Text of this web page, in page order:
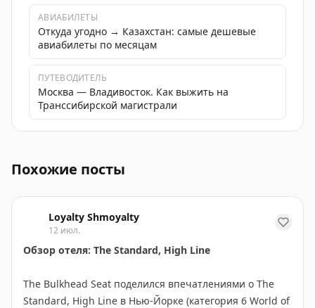
АВИАБИЛЕТЫ
Откуда угодно → Казахстан: самые дешевые
авиабилеты по месяцам
ПУТЕВОДИТЕЛЬ
Москва — Владивосток. Как выжить на
Транссибирской магистрали
Похожие посты
Loyalty Shmoyalty
12 июл.
Обзор отеля: The Standard, High Line
The Bulkhead Seat поделился впечатлениями о The
Standard, High Line в Нью-Йорке (категория 6 World of